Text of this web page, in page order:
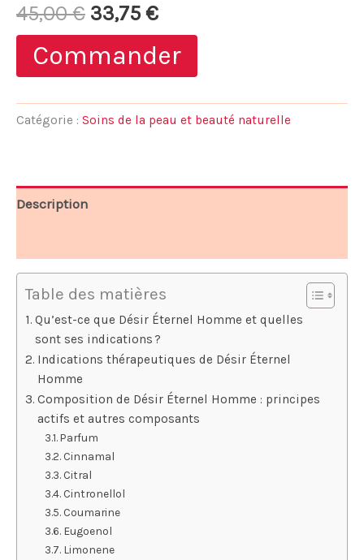
sur 5
basé sur
notations
client
45,00€ Le
prix
initial
était :
33,75 €Le
prix
actuel
est :
Commander
Catégorie : Soins de la peau et beauté naturelle
Description
Table des matières
Qu’est-ce que Désir Éternel Homme et quelles
sont ses indications ?
Indications thérapeutiques de Désir Éternel
Homme
Composition de Désir Éternel Homme : principes
actifs et autres composants
Parfum
Cinnamal
Citral
Cintronellol
Coumarine
Eugoenol
Limonene